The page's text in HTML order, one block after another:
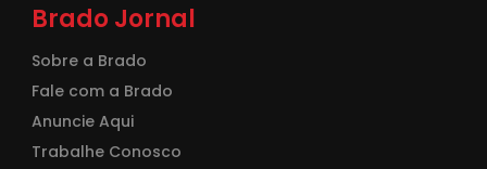
Brado Jornal
Sobre a Brado
Fale com a Brado
Anuncie Aqui
Trabalhe Conosco